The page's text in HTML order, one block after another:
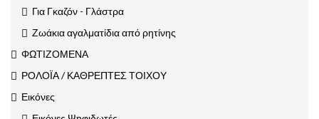
Για Γκαζόν - Γλάστρα
Ζωάκια αγαλματίδια από ρητίνης
ΦΩΤΙΖΟΜΕΝΑ
ΡΟΛΟΪΑ / ΚΑΘΡΕΠΤΕΣ ΤΟΙΧΟΥ
Εικόνες